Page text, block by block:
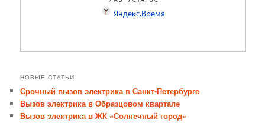
НОВЫЕ СТАТЬИ
Срочный вызов электрика в Санкт-Петербурге
Вызов электрика в Образцовом квартале
Вызов электрика в ЖК «Солнечный город»